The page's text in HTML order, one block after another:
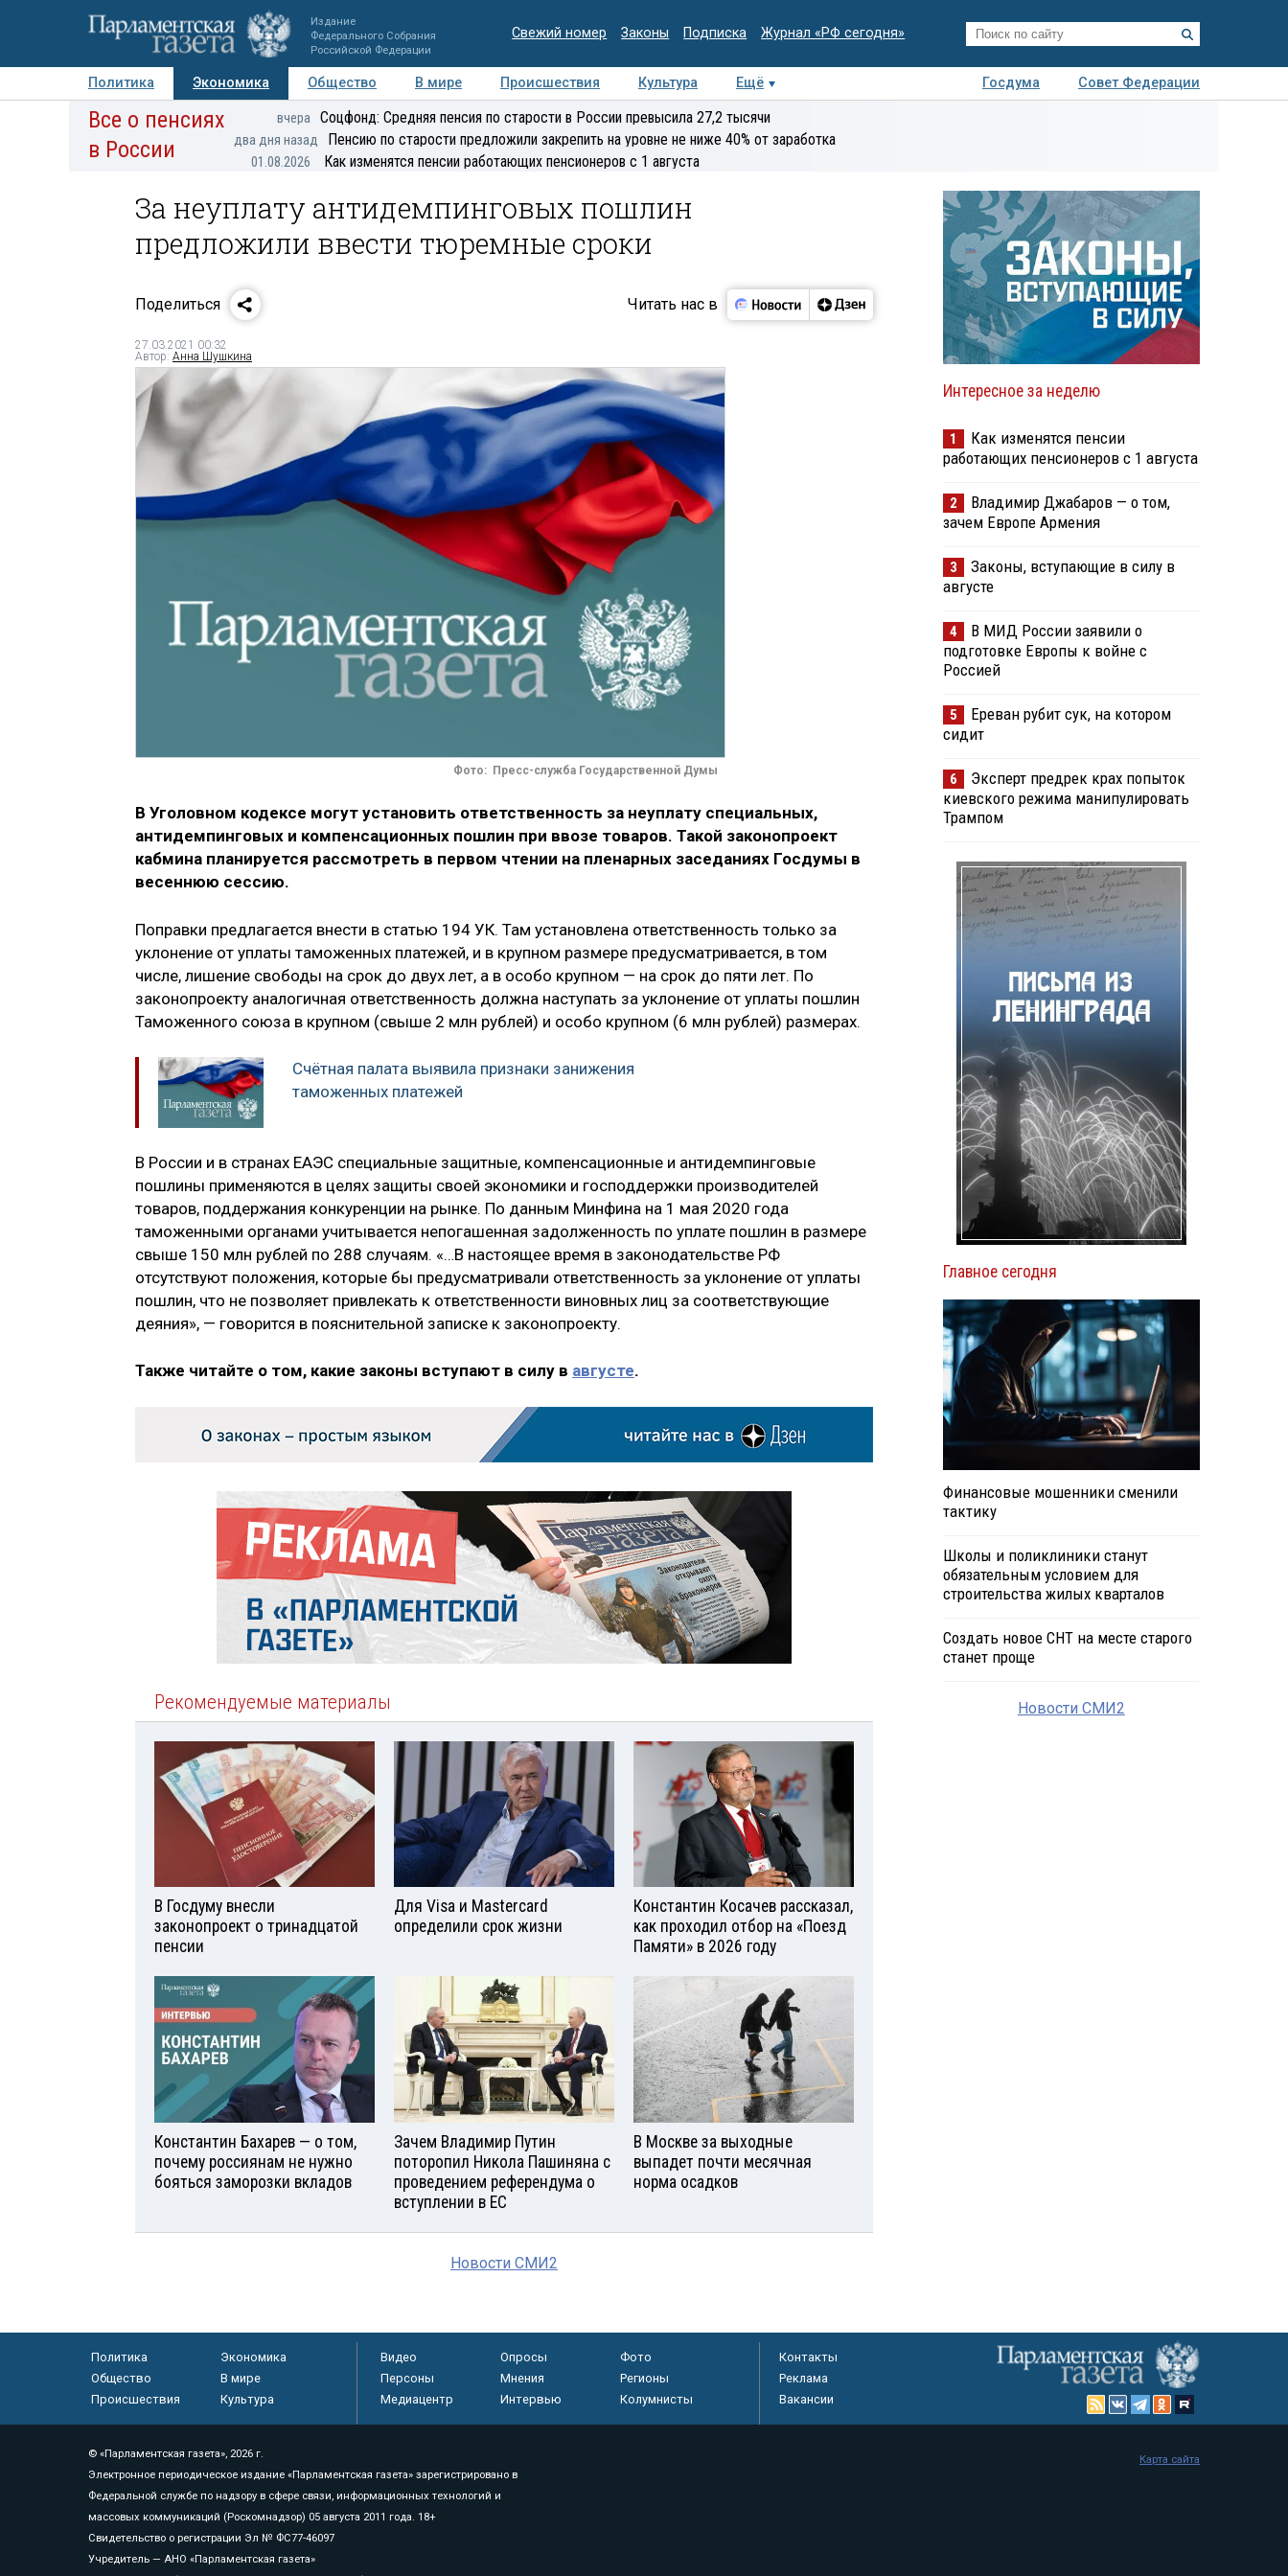
Издание
Федерального Собрания
Российской Федерации
Свежий номер Законы Подписка Журнал «РФ сегодня»
Политика Экономика Общество В мире Происшествия Культура Ещё Госдума
Совет Федерации
Авторы Персоны Мнения Регионы Медиацентр Интервью Колумнисты
экспертиза
Все о пенсиях
в России
вчера Соцфонд: Средняя пенсия по старости в России превысила 27,2 тысячи
два дня назад Пенсию по старости предложили закрепить на уровне не ниже 40% от заработка
01.08.2026 Как изменятся пенсии работающих пенсионеров с 1 августа
За неуплату антидемпинговых пошлин
предложили ввести тюремные сроки
Поделиться Читать нас в
27.03.2021 00:32
Автор: Анна Шушкина
Фото: Пресс-служба Государственной Думы
В Уголовном кодексе могут установить ответственность за неуплату специальных,
антидемпинговых и компенсационных пошлин при ввозе товаров. Такой законопроект
кабмина планируется рассмотреть в первом чтении на пленарных заседаниях Госдумы в
весеннюю сессию.
Поправки предлагается внести в статью 194 УК. Там установлена ответственность только за
уклонение от уплаты таможенных платежей, и в крупном размере предусматривается, в том
числе, лишение свободы на срок до двух лет, а в особо крупном — на срок до пяти лет. По
законопроекту аналогичная ответственность должна наступать за уклонение от уплаты пошлин
Таможенного союза в крупном (свыше 2 млн рублей) и особо крупном (6 млн рублей) размерах.
Счётная палата выявила признаки занижения
таможенных платежей
В России и в странах ЕАЭС специальные защитные, компенсационные и антидемпинговые
пошлины применяются в целях защиты своей экономики и господдержки производителей
товаров, поддержания конкуренции на рынке. По данным Минфина на 1 мая 2020 года
таможенными органами учитывается непогашенная задолженность по уплате пошлин в размере
свыше 150 млн рублей по 288 случаям. «…В настоящее время в законодательстве РФ
отсутствуют положения, которые бы предусматривали ответственность за уклонение от уплаты
пошлин, что не позволяет привлекать к ответственности виновных лиц за соответствующие
деяния», — говорится в пояснительной записке к законопроекту.
Также читайте о том, какие законы вступают в силу в августе.
Рекомендуемые материалы
В Госдуму внесли
законопроект о тринадцатой
пенсии
Для Visа и Mastercard
определили срок жизни
Константин Косачев рассказал,
как проходил отбор на «Поезд
Памяти» в 2026 году
Константин Бахарев — о том,
почему россиянам не нужно
бояться заморозки вкладов
Зачем Владимир Путин
поторопил Никола Пашиняна с
проведением референдума о
вступлении в ЕС
В Москве за выходные
выпадет почти месячная
норма осадков
Новости СМИ2
Интересное за неделю
1
Как изменятся пенсии
работающих пенсионеров с 1 августа
2
Владимир Джабаров — о том,
зачем Европе Армения
3
Законы, вступающие в силу в
августе
4
В МИД России заявили о
подготовке Европы к войне с
Россией
5
Ереван рубит сук, на котором
сидит
6
Эксперт предрек крах попыток
киевского режима манипулировать
Трампом
Главное сегодня
Финансовые мошенники сменили
тактику
Школы и поликлиники станут
обязательным условием для
строительства жилых кварталов
Создать новое СНТ на месте старого
станет проще
Новости СМИ2
Политика
Экономика
Общество
В мире
Происшествия
Культура
Видео Опросы
Фото
Персоны
Мнения
Регионы
Медиацентр
Интервью Колумнисты
Контакты
Реклама
Вакансии
© «Парламентская газета», 2026 г.
Электронное периодическое издание «Парламентская газета» зарегистрировано в
Федеральной службе по надзору в сфере связи, информационных технологий и
массовых коммуникаций (Роскомнадзор) 05 августа 2011 года. 18+
Свидетельство о регистрации Эл № ФС77-46097
Учредитель — АНО «Парламентская газета»
Карта сайта